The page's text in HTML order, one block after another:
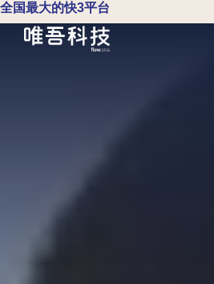
全国最大的快3平台